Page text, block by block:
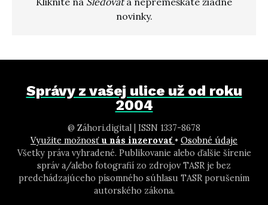
novinky.
Správy z vašej ulice už od roku
2004
@ Záhori.digital | ISSN 1337-8678
Využite možnosť u nás inzerovať • Osobné údaje
Všetky práva vyhradené. Publikovanie alebo ďalšie šírenie
správ a/alebo fotografií zo zdrojov TASR je bez
predchádzajúceho písomného súhlasu TASR porušením
autorského zákona.